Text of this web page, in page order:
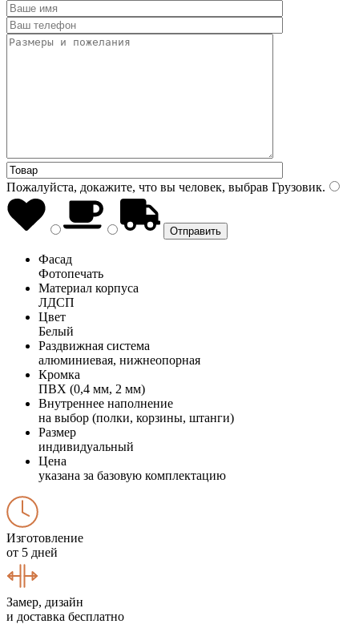
Пожалуйста, докажите, что вы человек, выбрав Грузовик.
Фасад
Фотопечать
Материал корпуса
ЛДСП
Цвет
Белый
Раздвижная система
алюминиевая, нижнеопорная
Кромка
ПВХ (0,4 мм, 2 мм)
Внутреннее наполнение
на выбор (полки, корзины, штанги)
Размер
индивидуальный
Цена
указана за базовую комплектацию
Изготовление
от 5 дней
Замер, дизайн
и доставка бесплатно